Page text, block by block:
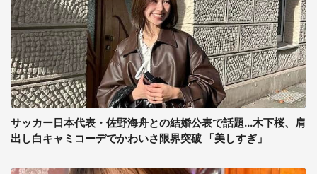
サッカー日本代表・佐野海舟との結婚公表で話題...木下桜、肩
出し白キャミコーデでかわいさ限界突破 「美しすぎ」